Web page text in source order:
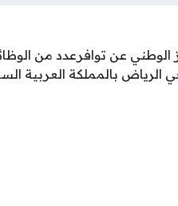
الوطني عن توافرعدد من
الرياض بالمملكة العربية